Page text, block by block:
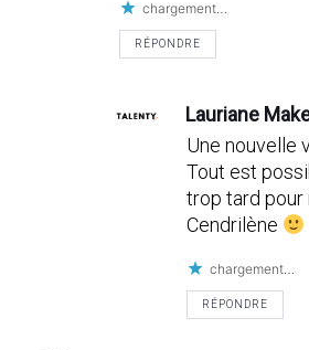
chargement…
RÉPONDRE
Lauriane
Une nouvelle
Tout est
trop tard pour
Cendrilène
chargement…
RÉPONDRE